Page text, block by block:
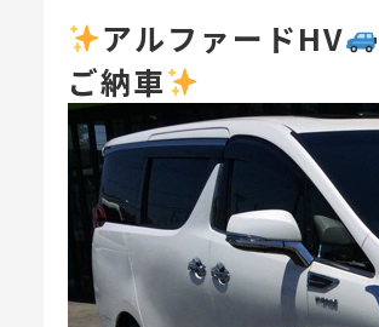
アルファードHV
ご納車